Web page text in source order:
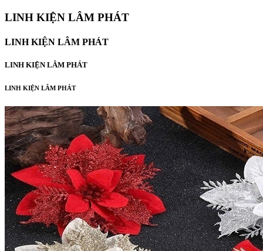
LINH KIỆN LÂM PHÁT
LINH KIỆN LÂM PHÁT
LINH KIỆN LÂM PHÁT
LINH KIỆN LÂM PHÁT